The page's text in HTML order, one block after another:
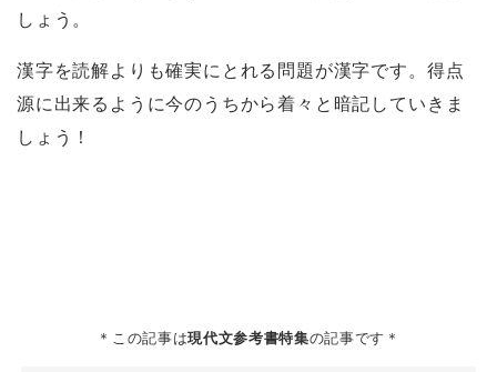
しょう。
漢字を読解よりも確実にとれる問題が漢字です。得点
源に出来るように今のうちから着々と暗記していきま
しょう！
＊この記事は現代文参考書特集の記事です＊